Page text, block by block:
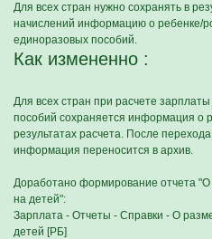
Для всех стран нужно сохранять в
начислений информацию о ребенке/
единоразовых пособий.
Как измененно :
Для всех стран при расчете
пособий сохраняется информация о
результатах расчета. После
информация переносится в архив.
Доработано формирование отчета "О
на детей":
Зарплата - Отчеты - Справки - О
детей [РБ]